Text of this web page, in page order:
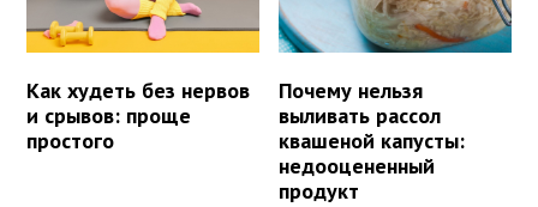
Как худеть без нервов
и срывов: проще
простого
Почему нельзя
выливать рассол
квашеной капусты:
недооцененный
продукт